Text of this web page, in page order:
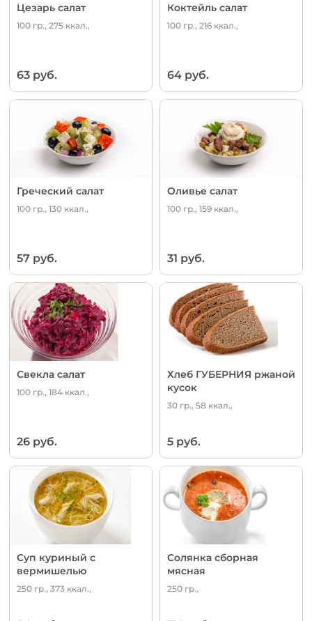
Цезарь салат
100 гр., 275 ккал.,
63 руб.
Коктейль салат
100 гр., 216 ккал.,
64 руб.
Греческий салат
100 гр., 130 ккал.,
57 руб.
Оливье салат
100 гр., 159 ккал.,
31 руб.
Свекла салат
100 гр., 184 ккал.,
26 руб.
Хлеб ГУБЕРНИЯ ржаной
кусок
30 гр., 58 ккал.,
5 руб.
Суп куриный с
вермишелью
250 гр., 373 ккал.,
Солянка сборная
мясная
250 гр.,